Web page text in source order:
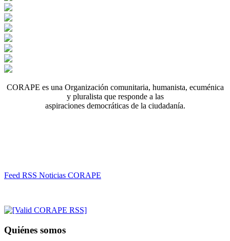
CORAPE es una Organización comunitaria, humanista, ecuménica
y pluralista que responde a las
aspiraciones democráticas de la ciudadanía.
Feed RSS Noticias CORAPE
Quiénes somos